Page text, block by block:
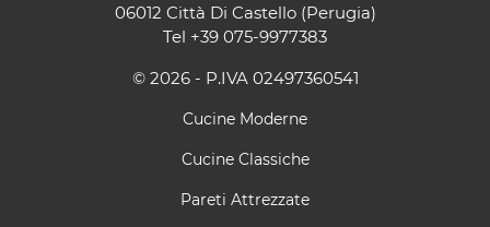
06012 Città Di Castello (Perugia)
Tel +39 075-9977383
© 2026 - P.IVA 02497360541
Cucine Moderne
Cucine Classiche
Pareti Attrezzate